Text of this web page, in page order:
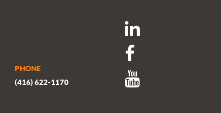
PHONE
(416) 622-1170